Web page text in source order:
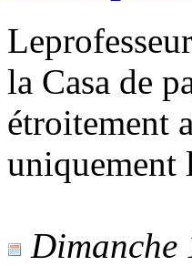
la Casa de
étroitement
uniquement
Dimanche